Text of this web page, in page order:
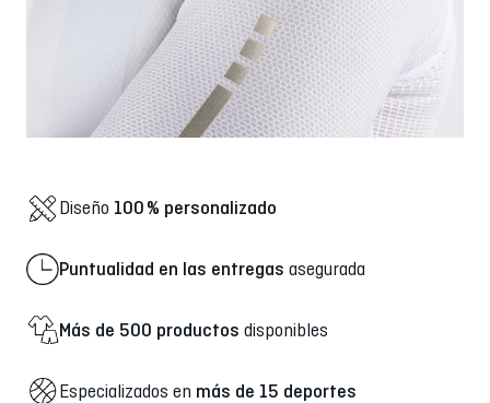
Diseño 100 % personalizado
Puntualidad en las entregas asegurada
Más de 500 productos disponibles
Especializados en más de 15 deportes